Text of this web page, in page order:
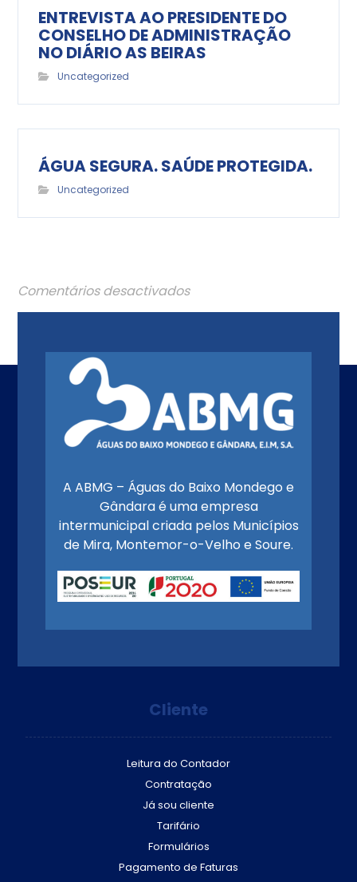
ENTREVISTA AO PRESIDENTE DO
CONSELHO DE ADMINISTRAÇÃO
NO DIÁRIO AS BEIRAS
Uncategorized
ÁGUA SEGURA. SAÚDE PROTEGIDA.
Uncategorized
Comentários desactivados
A ABMG – Águas do Baixo Mondego e
Gândara é uma empresa
intermunicipal criada pelos Municípios
de Mira, Montemor-o-Velho e Soure.
Cliente
Leitura do Contador
Contratação
Já sou cliente
Tarifário
Formulários
Pagamento de Faturas